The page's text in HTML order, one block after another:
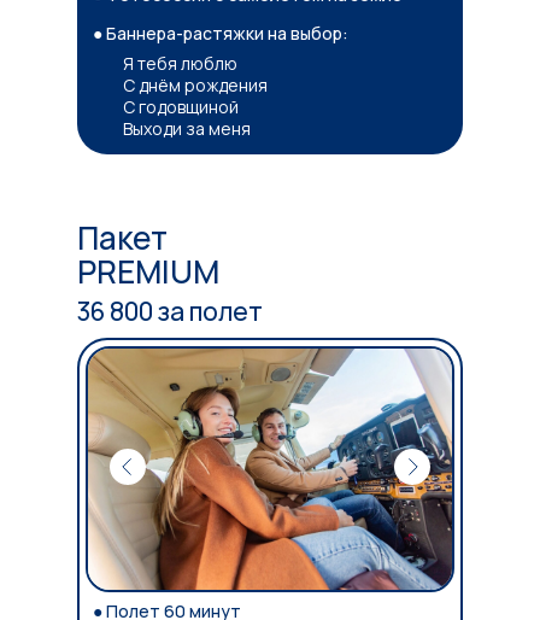
Я тебя люблю
С днём рождения
С годовщиной
Выходи за меня
● Баннера-растяжки на выбор:
Пакет
PREMIUM
● Полет 60 минут
36 800 за полет